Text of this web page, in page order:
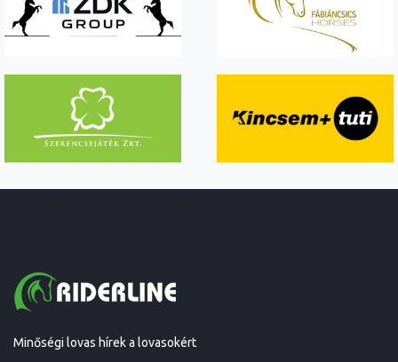
Minőségi lovas hírek a lovasokért